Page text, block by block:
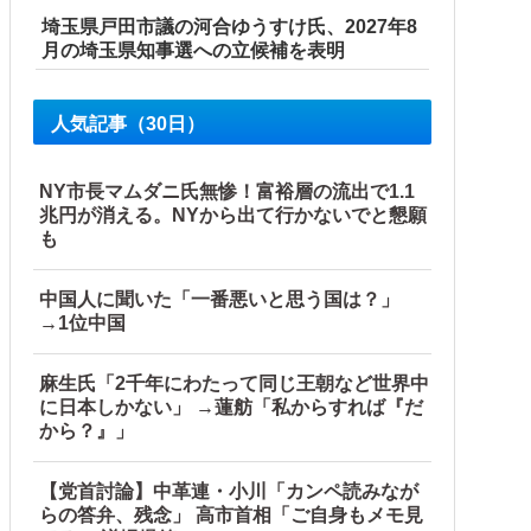
埼玉県戸田市議の河合ゆうすけ氏、2027年8
月の埼玉県知事選への立候補を表明
人気記事（30日）
NY市長マムダニ氏無惨！富裕層の流出で1.1
兆円が消える。NYから出て行かないでと懇願
も
中国人に聞いた「一番悪いと思う国は？」
→1位中国
麻生氏「2千年にわたって同じ王朝など世界中
に日本しかない」 →蓮舫「私からすれば『だ
から？』」
【党首討論】中革連・小川「カンペ読みなが
らの答弁、残念」 高市首相「ご自身もメモ見